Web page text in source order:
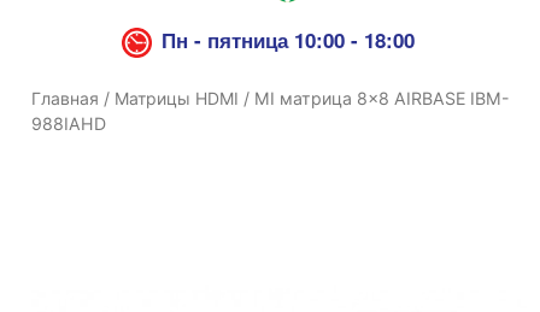
Пн - пятница 10:00 - 18:00
Главная / Матрицы HDMI / MI матрица 8×8 AIRBASE IBM-
988IAHD